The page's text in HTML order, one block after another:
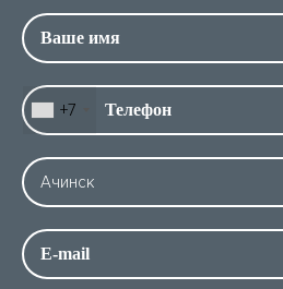
+7